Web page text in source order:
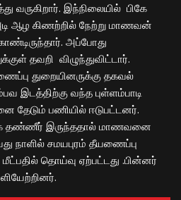
வருகிறார். இந்நிலையில் பிகே
ஆழ கிணற்றில் நேற்று மாணவன்
அப்போது
தவறி விழுந்துவிட்டார்.
துறையினருக்கு தகவல்
இடத்திற்கு வந்த புள்ளம்பாடி
பணியில் ஈடுபட்டனர்.
தண்ணீர் இருந்ததால் மாணவனை
நாளில் சமயபுரம் தீயணைப்பு
தொய்வு ஏற்பட்டது .பின்னர்